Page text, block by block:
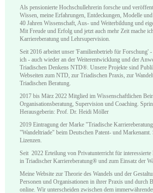
Als pensionierte Hochschullehrerin forsche und
Wissen, meine Erfahrungen, Entdeckungen, Modelle
40 Jahren Wissenschaft, Aus- und Weiterbildung und
Mit Freude und Erfolg und jetzt auch mehr Zeit mache
Karriereberatung und Lehrsupervision.
Seit 2016 arbeitet unser 'Familienbetrieb für Forschung'
ich - auch wieder an der Weiterentwicklung und der
Triadischen Denkens NTD®. Unsere Projekte sind
Webseiten zum NTD, zur Triadischen Praxis, zur
Triadischen Beratung.
2017 bis März 2022 Mitglied im Wissenschaftlichen
Organisationsberatung, Supervision und Coaching.
Herausgeberin: Prof. Dr. Heidi Möller
2019 Eintragung der Marke "Triadische
"Wandeltriade" beim Deutschen Patent- und Markenamt.
Lizenzen.
Seit 2022 Erteilung von Privatunterricht für interessierte
in Triadischer Karriereberatung® und zum Einsatz der
Meine Website zur Theorie des Wandels und der
Personen und Organisationen in ihrer Praxis und durch
online. Wir unterscheiden zwischen dem